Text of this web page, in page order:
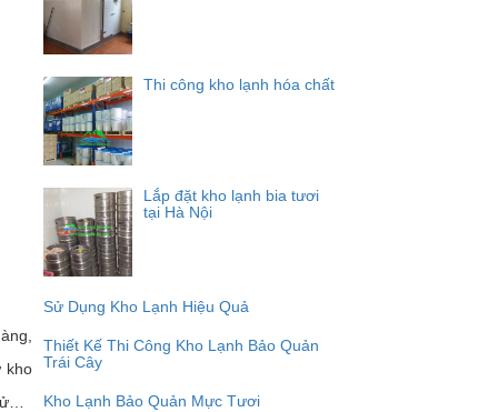
kho
Thi công kho lạnh hóa chất
Lắp đặt kho lạnh bia tươi
tại Hà Nội
Sử Dụng Kho Lạnh Hiệu Quả
Thiết Kế Thi Công Kho Lạnh Bảo Quản
Trái Cây
Kho Lạnh Bảo Quản Mực Tươi